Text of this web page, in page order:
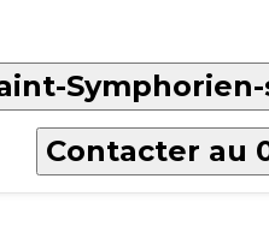
Symphorien-
Contacter au